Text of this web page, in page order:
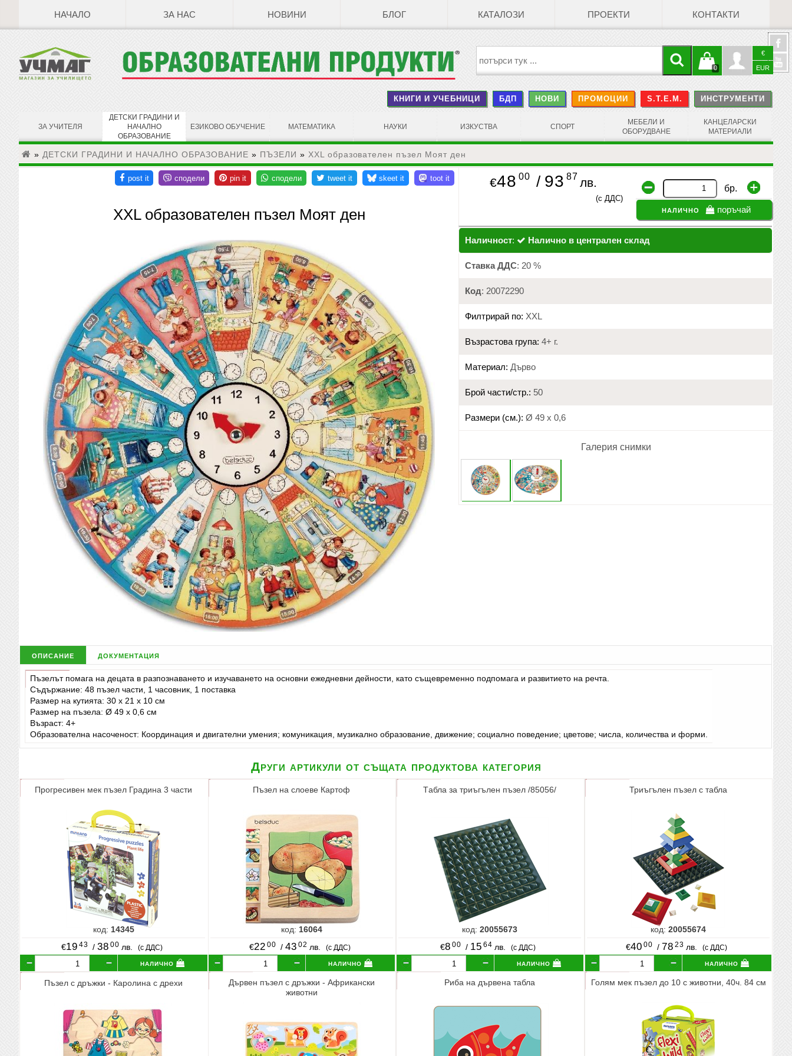
НАЧАЛО ЗА НАС НОВИНИ БЛОГ КАТАЛОЗИ ПРОЕКТИ КОНТАКТИ
€
EUR
Профил
0
Кошницата
е празна
КНИГИ И УЧЕБНИЦИ БДП НОВИ ПРОМОЦИИ S.T.E.M. ИНСТРУМЕНТИ
ЗА УЧИТЕЛЯ
ДЕТСКИ ГРАДИНИ И
НАЧАЛНО
ОБРАЗОВАНИЕ
ЕЗИКОВО ОБУЧЕНИЕ МАТЕМАТИКА НАУКИ ИЗКУСТВА СПОРТ
МЕБЕЛИ И
ОБОРУДВАНЕ
КАНЦЕЛАРСКИ
МАТЕРИАЛИ
» ДЕТСКИ ГРАДИНИ И НАЧАЛНО ОБРАЗОВАНИЕ » ПЪЗЕЛИ » XXL образователен пъзел Моят ден
XXL образователен пъзел Моят ден
€48 00 / 93 87 лв.
(с ДДС)
бр.
налично поръчай
Наличност: Налично в централен склад
Ставка ДДС: 20 %
Код: 20072290
Филтрирай по: XXL
Възрастова група: 4+ г.
Материал: Дърво
Брой части/стр.: 50
Размери (см.): Ø 49 х 0,6
Галерия снимки
описание документация
Пъзелът помага на децата в разпознаването и изучаването на основни ежедневни дейности, като същевременно подпомага и развитието на речта.
Съдържание: 48 пъзел части, 1 часовник, 1 поставка
Размер на кутията: 30 x 21 x 10 см
Размер на пъзела: Ø 49 x 0,6 см
Възраст: 4+
Образователна насоченост: Координация и двигателни умения; комуникация, музикално образование, движение; социално поведение; цветове; числа, количества и форми.
Други артикули от същата продуктова категория
Прогресивен мек пъзел Градина 3 части
код: 14345
€19 43 / 38 00 лв. (с ДДС)
налично
Пъзел на слоеве Картоф
код: 16064
€22 00 / 43 02 лв. (с ДДС)
налично
Tабла за триъгълен пъзел /85056/
код:20055673
€8 00 / 15 64 лв. (с ДДС)
налично
Триъгълен пъзел с табла
код: 20055674
€40 00 / 78 23 лв. (с ДДС)
налично
Пъзел с дръжки - Каролина с дрехи
Дървен пъзел с дръжки - Африкански
животни
Риба на дървена табла Голям мек пъзел до 10 с животни, 40ч. 84 см